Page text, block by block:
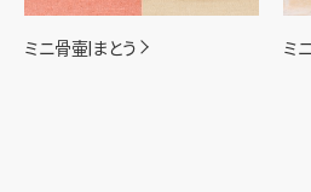
ミニ骨壷|まとう ミ